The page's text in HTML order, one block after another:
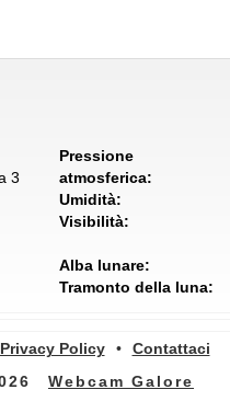
3
Pressione
atmosferica:
Umidità:
Visibilità:
Alba lunare:
Tramonto della luna:
Privacy Policy •
Contattaci
Webcam Galore